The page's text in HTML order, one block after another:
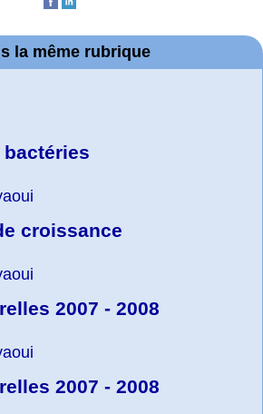
la même rubrique
croissance
2007 - 2008
2007 - 2008